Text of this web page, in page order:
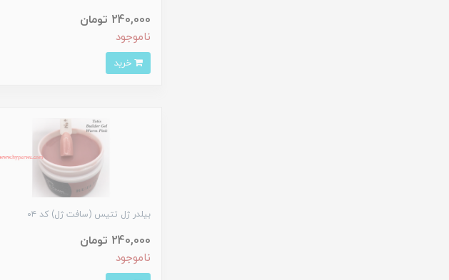
240,000 تومان
ناموجود
بیلدر ژل تتیس (سافت ژل) کد ۰۴
240,000 تومان
ناموجود